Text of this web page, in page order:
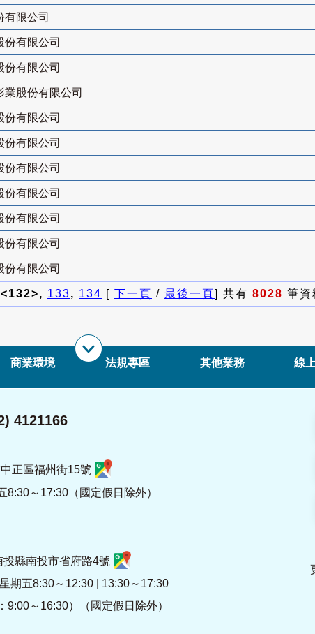
有限公司
份有限公司
份有限公司
業股份有限公司
份有限公司
份有限公司
份有限公司
份有限公司
份有限公司
份有限公司
份有限公司
133, 134 [ 下一頁 / 最後一頁] 共有 8028 筆資
商業環境 法規專區 其他業務 線
4121166
正區福州街15號
～17:30（國定假日除外）
投縣南投市省府路4號
期五8:30～12:30 | 13:30～17:30
9:00～16:30）（國定假日除外）